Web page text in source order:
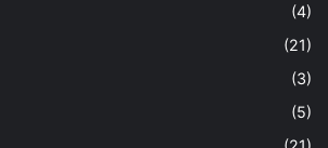
(4)
(21)
(3)
(5)